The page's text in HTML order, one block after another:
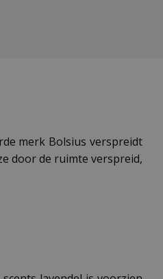
merk Bolsius verspreidt
door de ruimte verspreid,